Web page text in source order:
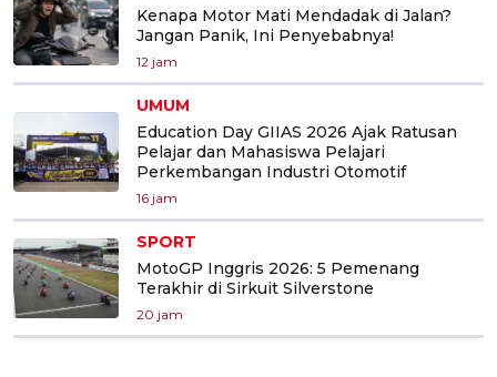
Kenapa Motor Mati Mendadak di Jalan?
Jangan Panik, Ini Penyebabnya!
12 jam
UMUM
Education Day GIIAS 2026 Ajak Ratusan
Pelajar dan Mahasiswa Pelajari
Perkembangan Industri Otomotif
16 jam
SPORT
MotoGP Inggris 2026: 5 Pemenang
Terakhir di Sirkuit Silverstone
20 jam